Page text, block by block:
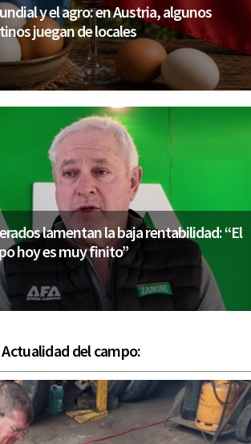
y el agro: en Austria, algunos
juegan de locales
lamentan la baja rentabilidad: “El
hoy es muy finito”
Actualidad del campo: